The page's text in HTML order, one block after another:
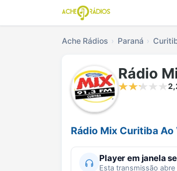
Ache Rádios Paraná
Rádio
Rádio Mix Curitiba Ao
Player em janela
Esta transmissão